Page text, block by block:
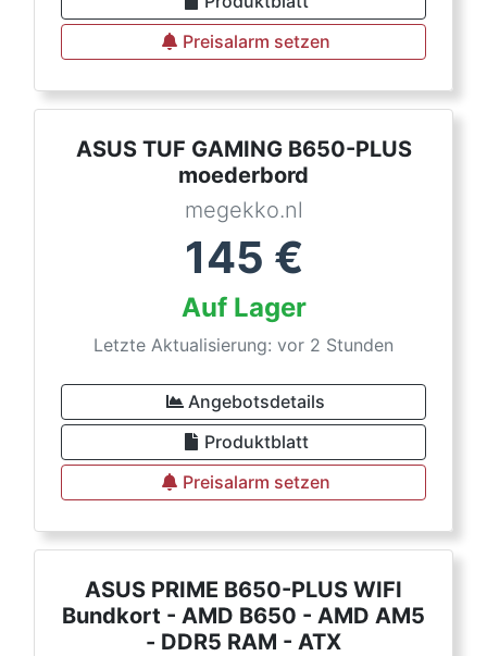
Preisalarm setzen
ASUS TUF GAMING B650-PLUS
moederbord
megekko.nl
145 €
Auf Lager
Letzte Aktualisierung: vor 2 Stunden
Angebotsdetails
Produktblatt
Preisalarm setzen
ASUS PRIME B650-PLUS WIFI
Bundkort - AMD B650 - AMD AM5
- DDR5 RAM - ATX